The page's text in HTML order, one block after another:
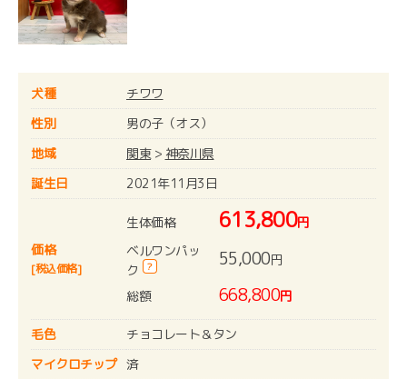
犬種
チワワ
性別
男の子（オス）
地域
関東> 神奈川県
誕生日
2021年11月3日
価格
[税込価格]
生体価格 613,800円
ベルワンパッ
ク
? 55,000円
総額 668,800円
毛色
チョコレート＆タン
マイクロチップ 済